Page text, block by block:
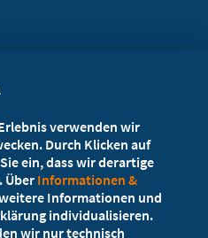
verwenden wir
Durch Klicken auf
ein, dass wir derartige
Über Informationen &
Informationen und
individualisieren.
wir nur technisch